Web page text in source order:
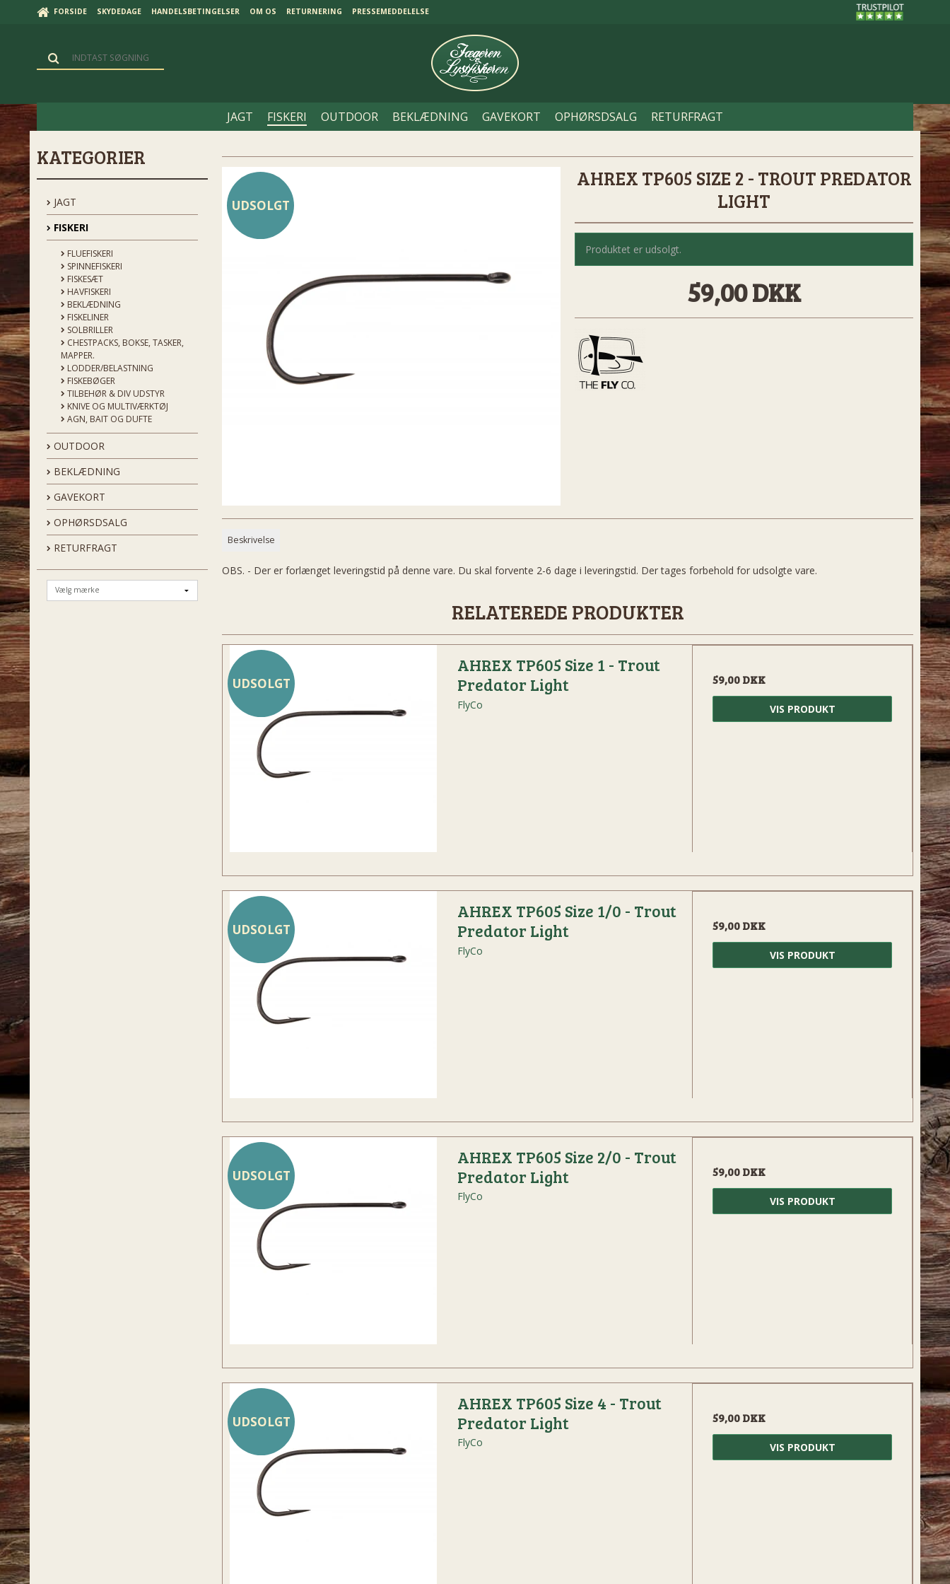
FORSIDE SKYDEDAGE HANDELSBETINGELSER OM OS RETURNERING PRESSEMEDDELELSE
JAGT FISKERI OUTDOOR BEKLÆDNING GAVEKORT OPHØRSDSALG RETURFRAGT
KATEGORIER
JAGT
FISKERI
FLUEFISKERI
SPINNEFISKERI
FISKESÆT
HAVFISKERI
BEKLÆDNING
FISKELINER
SOLBRILLER
CHESTPACKS, BOKSE, TASKER,
MAPPER.
LODDER/BELASTNING
FISKEBØGER
TILBEHØR & DIV UDSTYR
KNIVE OG MULTIVÆRKTØJ
AGN, BAIT OG DUFTE
OUTDOOR
BEKLÆDNING
GAVEKORT
OPHØRSDSALG
RETURFRAGT
UDSOLGT
AHREX TP605 SIZE 2 - TROUT PREDATOR
LIGHT
Produktet er udsolgt.
59,00 DKK
Beskrivelse
OBS. - Der er forlænget leveringstid på denne vare. Du skal forvente 2-6 dage i leveringstid. Der tages forbehold for udsolgte vare.
RELATEREDE PRODUKTER
UDSOLGT
AHREX TP605 Size 1 - Trout
Predator Light
FlyCo
59,00 DKK
VIS PRODUKT
UDSOLGT
AHREX TP605 Size 1/0 - Trout
Predator Light
FlyCo
59,00 DKK
VIS PRODUKT
UDSOLGT
AHREX TP605 Size 2/0 - Trout
Predator Light
FlyCo
59,00 DKK
VIS PRODUKT
UDSOLGT
AHREX TP605 Size 4 - Trout
Predator Light
FlyCo
59,00 DKK
VIS PRODUKT